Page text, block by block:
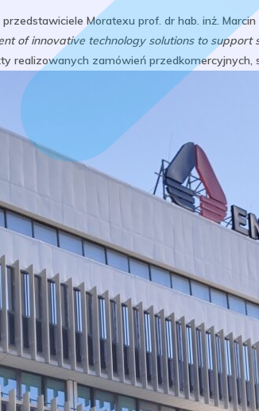
Moratexu prof. dr hab. inż.
of innovative technology solutions to
realizowanych zamówień